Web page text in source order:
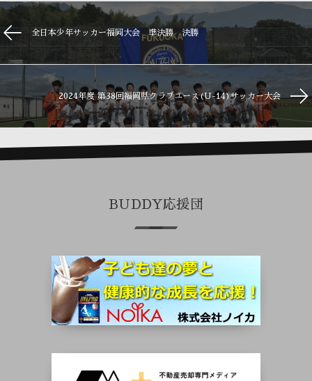
全日本少年サッカー福岡大会 準決勝 決勝
2024年度 第38回福岡県クラブユース(U-14)サッカー大会
BUDDY応援団